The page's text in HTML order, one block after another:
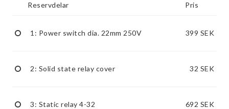
Reservdelar Pris
1: Power switch dia. 22mm 250V 399 SEK
2: Solid state relay cover 32 SEK
3: Static relay 4-32 692 SEK